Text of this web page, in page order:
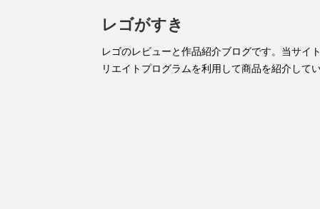
レゴがすき
レゴのレビューと作品紹介ブログです。当サイ
リエイトプログラムを利用して商品を紹介してい